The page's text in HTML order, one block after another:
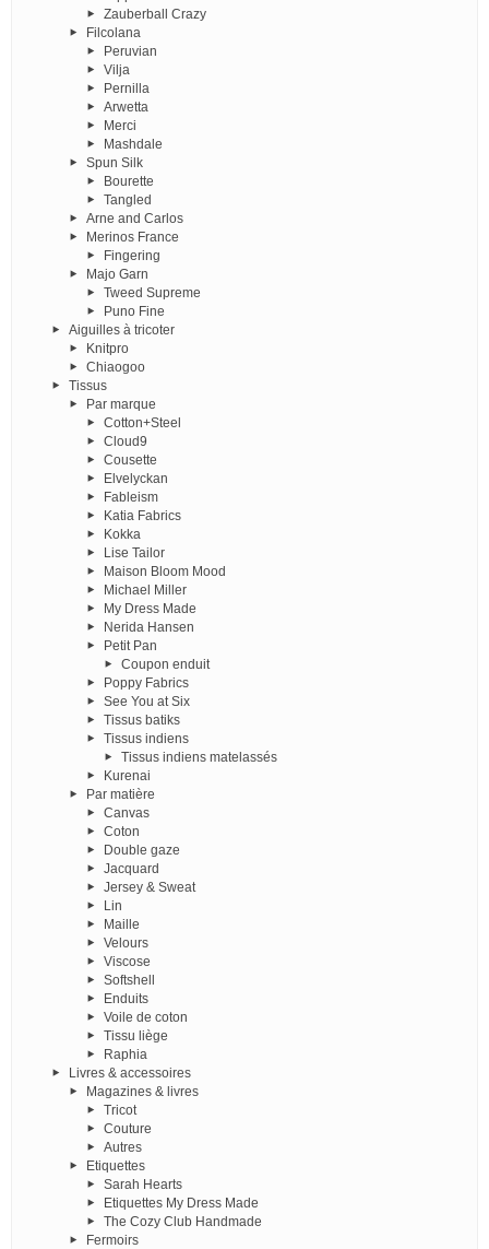
Zauberball Crazy
Filcolana
Peruvian
Vilja
Pernilla
Arwetta
Merci
Mashdale
Spun Silk
Bourette
Tangled
Arne and Carlos
Merinos France
Fingering
Majo Garn
Tweed Supreme
Puno Fine
Aiguilles à tricoter
Knitpro
Chiaogoo
Tissus
Par marque
Cotton+Steel
Cloud9
Cousette
Elvelyckan
Fableism
Katia Fabrics
Kokka
Lise Tailor
Maison Bloom Mood
Michael Miller
My Dress Made
Nerida Hansen
Petit Pan
Coupon enduit
Poppy Fabrics
See You at Six
Tissus batiks
Tissus indiens
Tissus indiens matelassés
Kurenai
Par matière
Canvas
Coton
Double gaze
Jacquard
Jersey & Sweat
Lin
Maille
Velours
Viscose
Softshell
Enduits
Voile de coton
Tissu liège
Raphia
Livres & accessoires
Magazines & livres
Tricot
Couture
Autres
Etiquettes
Sarah Hearts
Etiquettes My Dress Made
The Cozy Club Handmade
Fermoirs